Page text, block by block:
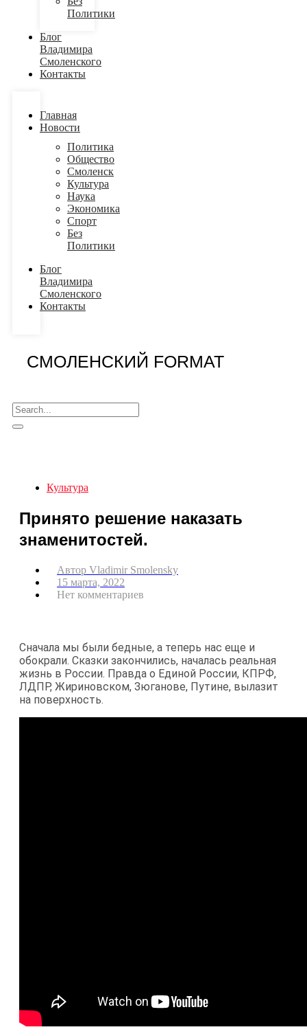
Политики
Блог
Владимира
Смоленского
Контакты
Главная
Новости
Политика
Общество
Смоленск
Культура
Наука
Экономика
Спорт
Без
Политики
Блог
Владимира
Смоленского
Контакты
СМОЛЕНСКИЙ FORMAT
Культура
Принято решение наказать
знаменитостей.
Автор Vladimir Smolensky
15 марта, 2022
Нет комментариев
Сначала мы были бедные, а теперь нас еще и
обокрали. Сказки закончились, началась реальная
жизнь в России. Правда о Единой России, КПРФ,
ЛДПР, Жириновском, Зюганове, Путине, вылазит
на поверхность.